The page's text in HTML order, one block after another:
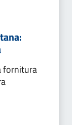
fornitura